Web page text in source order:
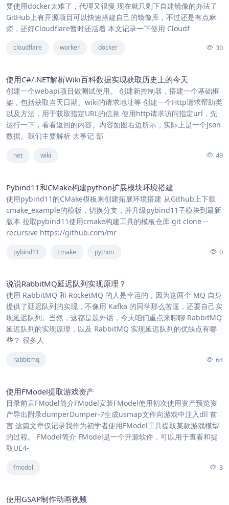
要使用docker太难了，代理又很慢 现在就只剩下自建镜像的办法了
GitHub上有开源项目可以快速搭建自己的镜像库，不过还是有点麻
烦，还好Cloudflare暂时还活着‍ 本文记录一下使用 Cloudf
cloudflare worker docker 30
使用C#/.NET解析Wiki百科数据实现获取历史上的今天
创建一个webapi项目做测试使用。 创建新控制器，搭建一个基础框
架，包括获取当天日期、wiki的请求地址等 创建一个Http请求帮助类
以及方法，用于获取指定URL的信息 使用http请求访问指定url，先
运行一下，看看返回的内容。内容如图右边所示，实际上是一个Json
数据。我们主要解析 大事记 部
net wiki 49
Pybind11和CMake构建python扩展模块环境搭建
使用pybind11的CMake模板来创建拓展环境搭建 从Github上下载
cmake_example的模板，切换分支，并升级pybind11子模块到最新
版本 拉取pybind11使用cmake构建工具的模板仓库 git clone --
recursive https://github.com/mr
pybind11 cmake python 0
说说RabbitMQ延迟队列实现原理？
使用 RabbitMQ 和 RocketMQ 的人是幸运的，因为这两个 MQ 自身
提供了延迟队列的实现，不像用 Kafka 的同学那么苦逼，还要自己实
现延迟队列。当然，这都是题外话，今天咱们重点来聊聊 RabbitMQ
延迟队列的实现原理，以及 RabbitMQ 实现延迟队列的优缺点有哪
些？ 很多人
rabbitmq 64
使用FModel提取游戏资产
目录前言FModel简介FModel安装FModel使用初次使用资产预览资
产导出附录dumperDumper-7生成usmap文件向游戏中注入dll 前
言 这篇文章仅记录我作为初学者使用FModel工具提取某款游戏模型
的过程。 FModel简介 FModel是一个开源软件，可以用于查看和提
取UE4-
fmodel 3
使用GSAP制作动画视频